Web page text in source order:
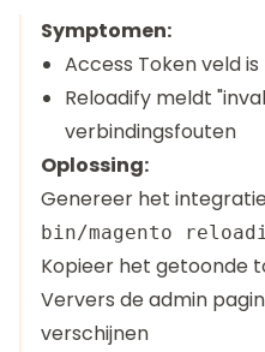
Symptomen:
Access Token veld
Reloadify meldt
verbindingsfouten
Oplossing:
Genereer het
Kopieer het getoonde
Ververs de admin
verschijnen